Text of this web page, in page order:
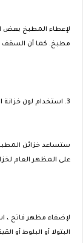
لإعطاء المطبخ بعض
مطبخ. كما أن السقف
ستساعد خزائن
على المظهر العام
لإضفاء مظهر فاتح ،
البتولا أو البلوط أو